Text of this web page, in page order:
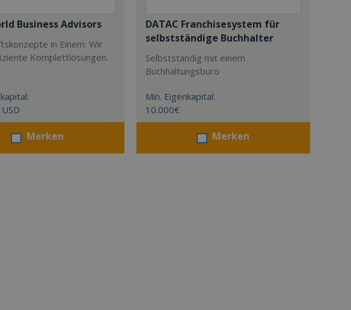
Business Advisors
in Einem: Wir
Komplettlösungen.
Merken
DATAC Franchisesystem für
selbstständige Buchhalter
Selbstständig mit einem
Buchhaltungsbüro
Min. Eigenkapital:
10.000€
Merken